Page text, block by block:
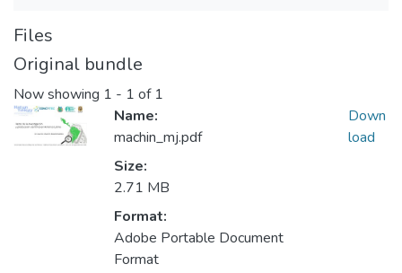
Files
Original bundle
Now showing 1 - 1 of 1
Name:
machin_mj.pdf
Size:
2.71 MB
Format:
Adobe Portable Document
Format
Down
load